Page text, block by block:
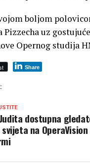
boljom
Pizzecha uz
Opernog studija
Share
dostupna
na OperaVision